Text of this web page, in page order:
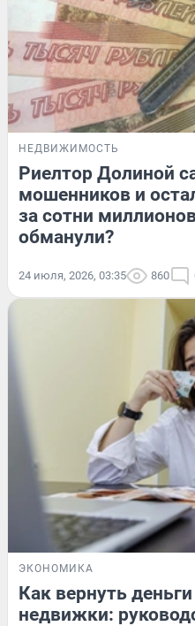
НЕДВИЖИМОСТЬ
Риелтор Долиной
мошенников и
за сотни
обманули?
24 июля, 2026, 03:35 860
ЭКОНОМИКА
Как вернуть
недвижки: